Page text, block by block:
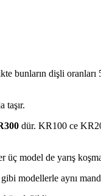
bunların dişli oranları
taşır.
dür. KR100 ce
model de yarış
gibi modellerle aynı